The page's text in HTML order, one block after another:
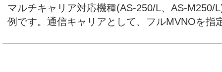
マルチキャリア対応機種(AS-250/L、AS-M250/
例です。通信キャリアとして、フルMVNOを指